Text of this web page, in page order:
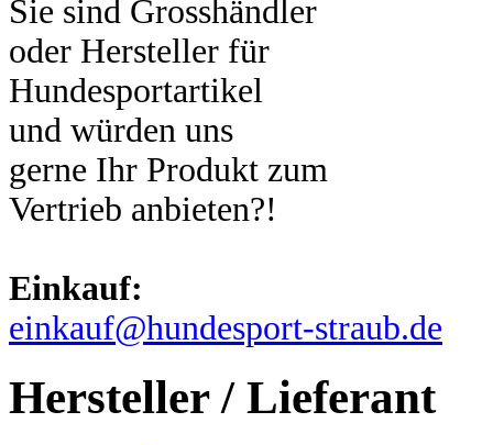
Sie sind Grosshändler
oder Hersteller für
Hundesportartikel
und würden uns
gerne Ihr Produkt zum
Vertrieb anbieten?!
Einkauf:
einkauf@hundesport-straub.de
Hersteller / Lieferant